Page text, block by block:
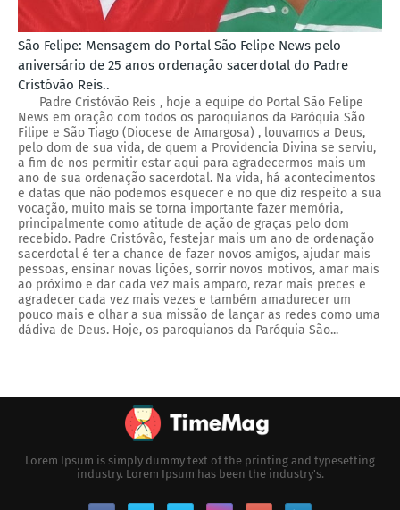
São Felipe: Mensagem do Portal São Felipe News pelo
aniversário de 25 anos ordenação sacerdotal do Padre
Cristóvão Reis..
Padre Cristóvão Reis , hoje a equipe do Portal São Felipe
News em oração com todos os paroquianos da Paróquia São
Filipe e São Tiago (Diocese de Amargosa) , louvamos a Deus,
pelo dom de sua vida, de quem a Providencia Divina se serviu,
a fim de nos permitir estar aqui para agradecermos mais um
ano de sua ordenação sacerdotal. Na vida, há acontecimentos
e datas que não podemos esquecer e no que diz respeito a sua
vocação, muito mais se torna importante fazer memória,
principalmente como atitude de ação de graças pelo dom
recebido. Padre Cristóvão, festejar mais um ano de ordenação
sacerdotal é ter a chance de fazer novos amigos, ajudar mais
pessoas, ensinar novas lições, sorrir novos motivos, amar mais
ao próximo e dar cada vez mais amparo, rezar mais preces e
agradecer cada vez mais vezes e também amadurecer um
pouco mais e olhar a sua missão de lançar as redes como uma
dádiva de Deus. Hoje, os paroquianos da Paróquia São...
Lorem Ipsum is simply dummy text of the printing and typesetting
industry. Lorem Ipsum has been the industry's.